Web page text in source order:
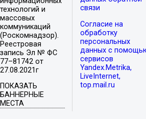
технологий и
массовых
коммуникаций
(Роскомнадзор).
Реестровая
запись Эл № ФС
77–81742 от
27.08.2021г
ПОКАЗАТЬ
БАННЕРНЫЕ
МЕСТА
связи
Согласие на
обработку
персональных
данных с
сервисов
Yandex.Metrika,
LiveInternet,
top.mail.ru